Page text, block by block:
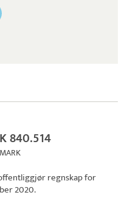
840.514
regnskap for
2020.